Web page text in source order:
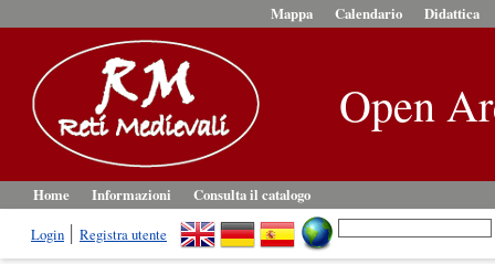
Mappa Calendario Didattica
Open
Home Informazioni
Consulta il catalogo
Login
Registra utente